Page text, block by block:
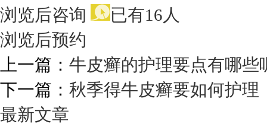
浏览后咨询
已有16人
浏览后预约
上一篇： 牛皮癣的护理要点有哪些
下一篇： 秋季得牛皮癣要如何护理
最新文章